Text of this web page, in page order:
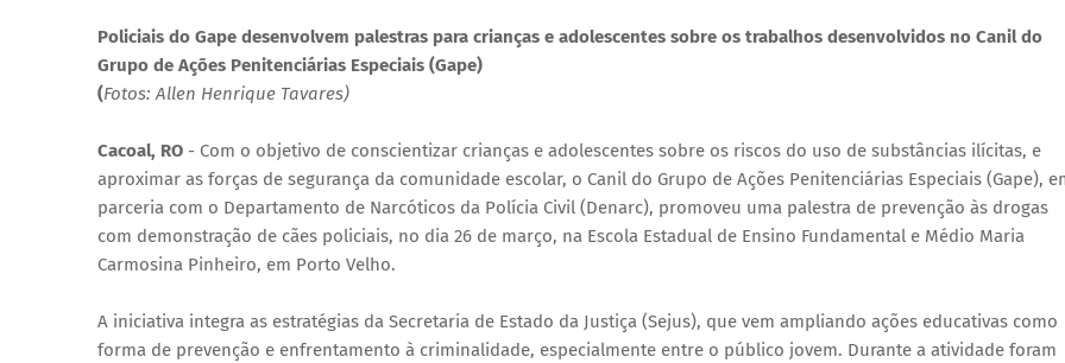
Policiais do Gape desenvolvem palestras para crianças e adolescentes sobre os trabalhos desenvolvidos no Canil do
Grupo de Ações Penitenciárias Especiais (Gape)
(Fotos: Allen Henrique Tavares)
Cacoal, RO - Com o objetivo de conscientizar crianças e adolescentes sobre os riscos do uso de substâncias ilícitas, e
aproximar as forças de segurança da comunidade escolar, o Canil do Grupo de Ações Penitenciárias Especiais (Gape),
parceria com o Departamento de Narcóticos da Polícia Civil (Denarc), promoveu uma palestra de prevenção às drogas
com demonstração de cães policiais, no dia 26 de março, na Escola Estadual de Ensino Fundamental e Médio Maria
Carmosina Pinheiro, em Porto Velho.
A iniciativa integra as estratégias da Secretaria de Estado da Justiça (Sejus), que vem ampliando ações educativas como
forma de prevenção e enfrentamento à criminalidade, especialmente entre o público jovem. Durante a atividade foram